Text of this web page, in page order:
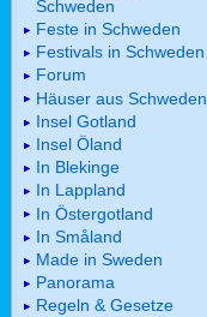
Schweden
Feste in Schweden
Festivals in Schweden
Forum
Häuser aus Schweden
Insel Gotland
Insel Öland
In Blekinge
In Lappland
In Östergotland
In Småland
Made in Sweden
Panorama
Regeln & Gesetze